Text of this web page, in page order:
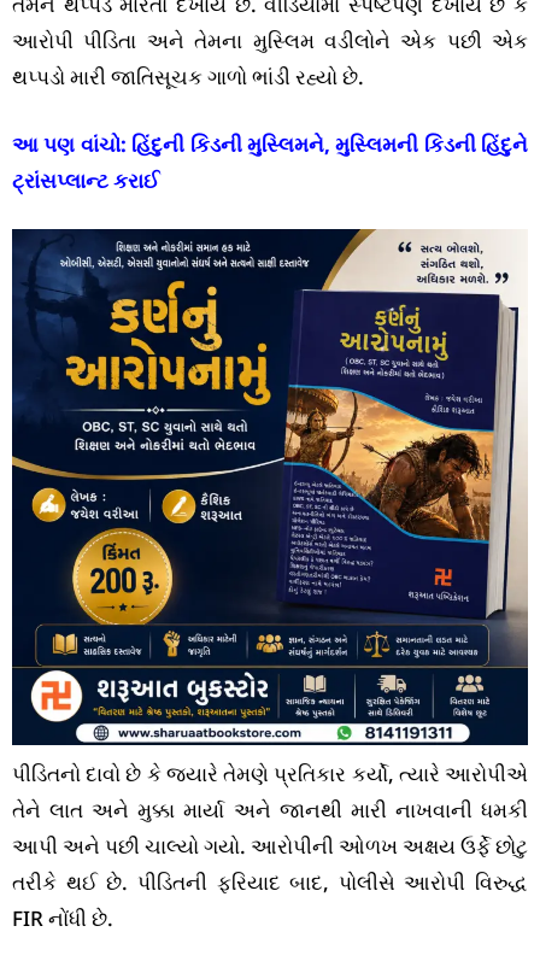
આરોપી પીડિતા અને તેમના મુસ્લિમ વડીલોને એક પછી એક
થપ્પડો મારી જાતિસૂચક ગાળો ભાંડી રહ્યો છે.
આ પણ વાંચો: હિંદુની કિડની મુસ્લિમને, મુસ્લિમની કિડની હિંદુને
ટ્રાંસપ્લાન્ટ કરાઈ
પીડિતનો દાવો છે કે જ્યારે તેમણે પ્રતિકાર કર્યો, ત્યારે આરોપીએ
તેને લાત અને મુક્કા માર્યા અને જાનથી મારી નાખવાની ધમકી
આપી અને પછી ચાલ્યો ગયો. આરોપીની ઓળખ અક્ષય ઉર્ફે છોટુ
તરીકે થઈ છે. પીડિતની ફરિયાદ બાદ, પોલીસે આરોપી વિરુદ્ધ
FIR નોંધી છે.